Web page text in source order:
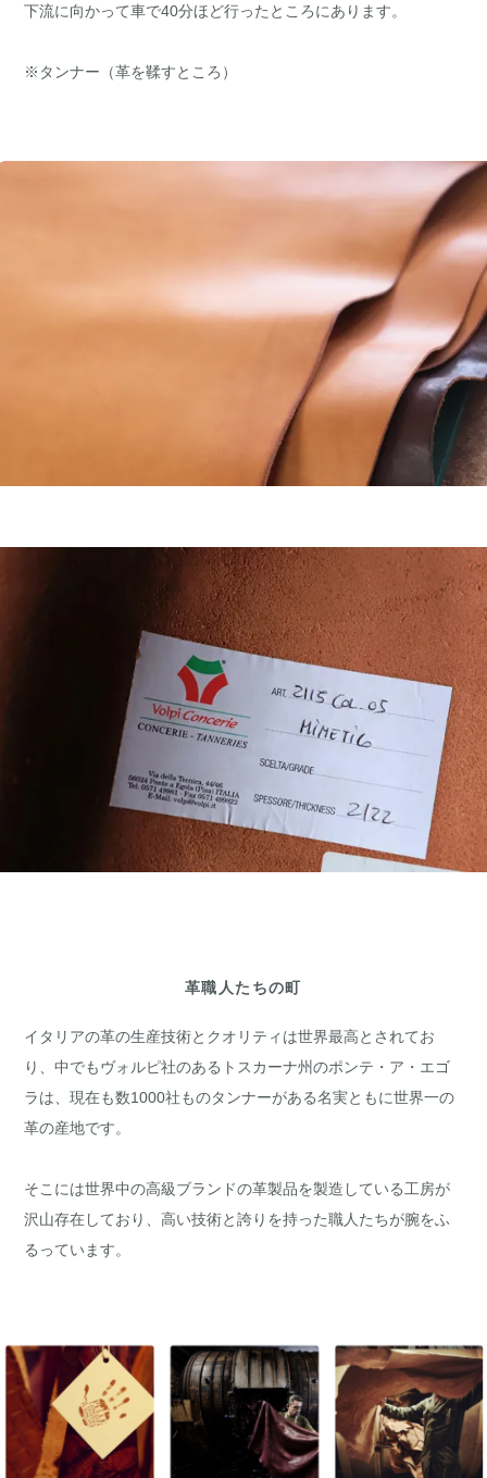
下流に向かって車で40分ほど行ったところにあります。
※タンナー（革を鞣すところ）
革職人たちの町
イタリアの革の生産技術とクオリティは世界最高とされてお
り、中でもヴォルピ社のあるトスカーナ州のポンテ・ア・エゴ
ラは、現在も数1000社ものタンナーがある名実ともに世界一の
革の産地です。
そこには世界中の高級ブランドの革製品を製造している工房が
沢山存在しており、高い技術と誇りを持った職人たちが腕をふ
るっています。